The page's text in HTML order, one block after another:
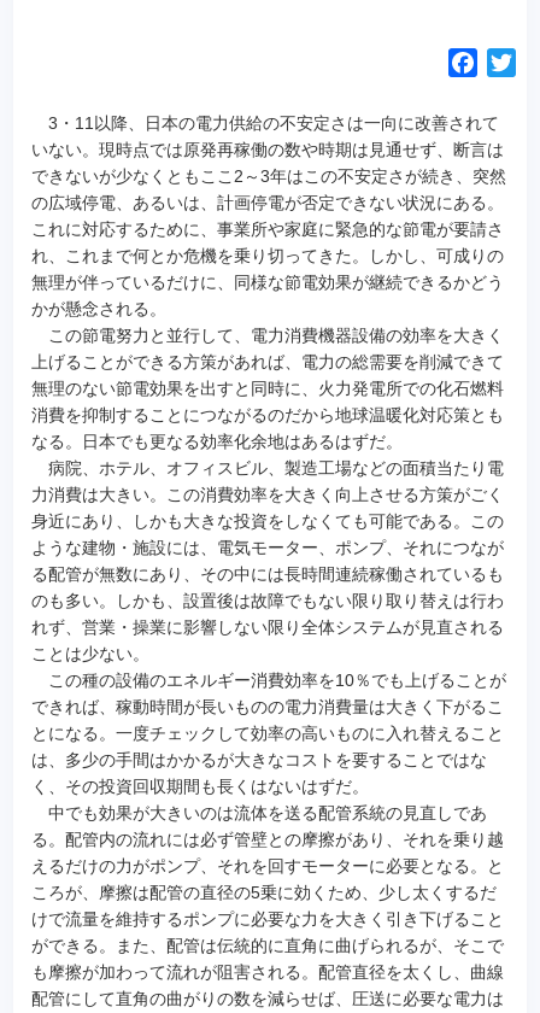
c
e
b
o
o
k
3・11以降、日本の電力供給の不安定さは一向に改善されて
いない。現時点では原発再稼働の数や時期は見通せず、断言は
できないが少なくともここ2～3年はこの不安定さが続き、突然
の広域停電、あるいは、計画停電が否定できない状況にある。
これに対応するために、事業所や家庭に緊急的な節電が要請さ
れ、これまで何とか危機を乗り切ってきた。
しかし、可成りの
無理が伴っているだけに、同様な節電効果が継続できるかどう
かが懸念される。
この節電努力と並行して、電力消費機器設備の効率を大きく
上げることができる方策があれば、電力の総需要を削減できて
無理のない節電効果を出すと同時に、火力発電所での化石燃料
消費を抑制することにつながるのだから地球温暖化対応策とも
なる。日本でも更なる効率化余地はあるはずだ。
病院、ホテル、オフィスビル、製造工場などの面積当たり電
力消費は大きい。この消費効率を大きく向上させる方策がごく
身近にあり、しかも大きな投資をしなくても可能である。この
ような建物・施設には、電気モーター、ポンプ、それにつなが
る配管が無数にあり、その中には長時間連続稼働されているも
のも多い。しかも、設置後は故障でもない限り取り替えは行わ
れず、営業・操業に影響しない限り全体システムが見直される
ことは少ない。
この種の設備のエネルギー消費効率を10％でも上げることが
できれば、稼動時間が長いものの電力消費量は大きく下がるこ
とになる。一度チェックして効率の高いものに入れ替えること
は、多少の手間はかかるが大きなコストを要することではな
く、その投資回収期間も長くはないはずだ。
中でも効果が大きいのは流体を送る配管系統の見直しであ
る。配管内の流れには必ず管壁との摩擦があり、それを乗り越
えるだけの力がポンプ、それを回すモーターに必要となる。と
ころが、摩擦は配管の直径の5乗に効くため、少し太くするだ
けで流量を維持するポンプに必要な力を大きく引き下げること
ができる。また、配管は伝統的に直角に曲げられるが、そこで
も摩擦が加わって流れが阻害される。配管直径を太くし、曲線
配管にして直角の曲がりの数を減らせば、圧送に必要な電力は